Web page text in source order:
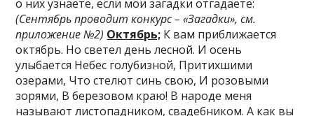
о них узнаете, если мои загадки отгадаете:
(Сентябрь проводит конкурс – «Загадки», см.
приложение №2) Октябрь; К вам приближается
октябрь. Но светел день лесной. И осень
улыбается Небес голубизной, Притихшими
озерами, Что стелют синь свою, И розовыми
зорями, В березовом краю! В народе меня
называют листопадником, свадебником. А как вы